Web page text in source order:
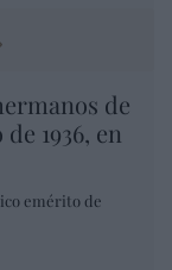
de
1936, en
emérito de